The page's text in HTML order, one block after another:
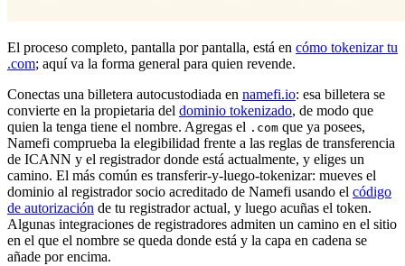
El proceso completo, pantalla por pantalla, está en cómo tokenizar tu
.com; aquí va la forma general para quien revende.
Conectas una billetera autocustodiada en namefi.io: esa billetera se
convierte en la propietaria del dominio tokenizado, de modo que
quien la tenga tiene el nombre. Agregas el .com que ya posees,
Namefi comprueba la elegibilidad frente a las reglas de transferencia
de ICANN y el registrador donde está actualmente, y eliges un
camino. El más común es transferir-y-luego-tokenizar: mueves el
dominio al registrador socio acreditado de Namefi usando el código
de autorización de tu registrador actual, y luego acuñas el token.
Algunas integraciones de registradores admiten un camino en el sitio
en el que el nombre se queda donde está y la capa en cadena se
añade por encima.